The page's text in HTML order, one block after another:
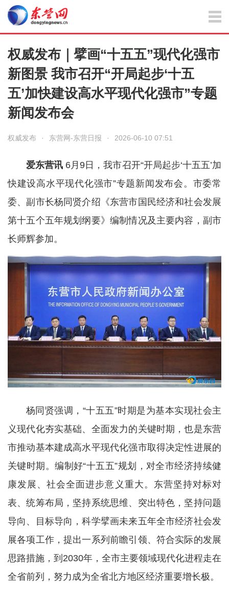
权威发布｜擘画“十五五”现代化强市
新图景 我市召开“开局起步‘十五
五’加快建设高水平现代化强市”专题
新闻发布会
权威发布 · 东营网-东营日报 · 2026-06-10 07:51
爱东营讯 6月9日，我市召开“开局起步‘十五五’加
快建设高水平现代化强市”专题新闻发布会。市委常
委、副市长杨同贤介绍《东营市国民经济和社会发展
第十五个五年规划纲要》编制情况及主要内容，副市
长师辉参加。
杨同贤强调，“十五五”时期是为基本实现社会主
义现代化夯实基础、全面发力的关键时期，也是东营
市推动基本建成高水平现代化强市取得决定性进展的
关键时期。编制好“十五五”规划，对全市经济持续健
康发展、社会全面进步意义重大。东营坚持对标对
表、统筹布局，坚持系统思维、突出特色，坚持问题
导向、目标导向，科学擘画未来五年全市经济社会发
展各项工作，提出一系列前瞻引领、符合实际的发展
思路措施，到2030年，全市主要领域现代化进程走在
全省前列，努力成为全省北方地区经济重要增长极。